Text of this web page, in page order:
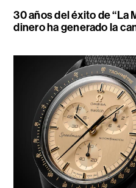
30 años del éxito de “La
dinero ha generado la